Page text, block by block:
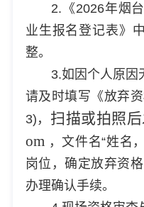
2.《2026年烟
业生报名登记表》
整。
3.如因个人原因
请及时填写《放弃
3)， 扫描或拍照
om ，文件名“姓名
岗位，确定放弃资
办理确认手续。